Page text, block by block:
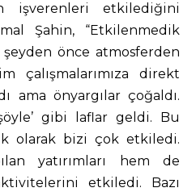
işverenleri etkilediğini
Şahin, “Etkilenmedik
önce atmosferden
çalışmalarımıza direkt
ama önyargılar çoğaldı.
şöyle’ gibi laflar geldi. Bu
olarak bizi çok etkiledi.
yatırımları hem de
etkiledi. Bazı